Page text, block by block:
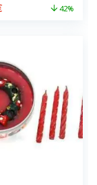
42%